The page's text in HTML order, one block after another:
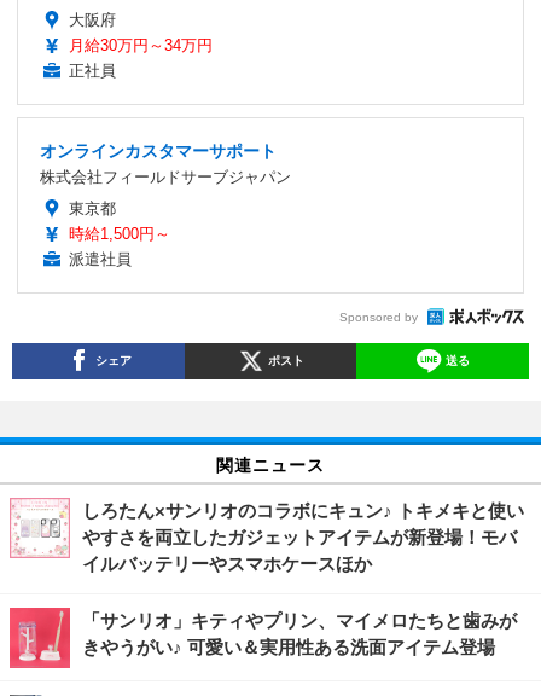
大阪府
月給30万円～34万円
正社員
オンラインカスタマーサポート
株式会社フィールドサーブジャパン
東京都
時給1,500円～
派遣社員
Sponsored by
シェア ポスト 送る
関連ニュース
しろたん×サンリオのコラボにキュン♪ トキメキと使い
やすさを両立したガジェットアイテムが新登場！モバ
イルバッテリーやスマホケースほか
「サンリオ」キティやプリン、マイメロたちと歯みが
きやうがい♪ 可愛い＆実用性ある洗面アイテム登場